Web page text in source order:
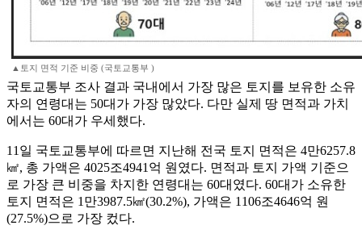
▲토지 면적 기준 비중 (국토교통부 )
국토교통부 조사 결과 국내에서 가장 많은 토지를 보유한 소유
자의 연령대는 50대가 가장 많았다. 다만 실제 땅 면적과 가치
에서는 60대가 우세했다.
11일 국토교통부에 따르면 지난해 전국 토지 면적은 4만6257.8
㎢, 총 가액은 4025조4941억 원였다. 면적과 토지 가액 기준으
로 가장 큰 비중을 차지한 연령대는 60대였다. 60대가 소유한
토지 면적은 1만3987.5㎢(30.2%), 가액은 1106조4646억 원
(27.5%)으로 가장 컸다.